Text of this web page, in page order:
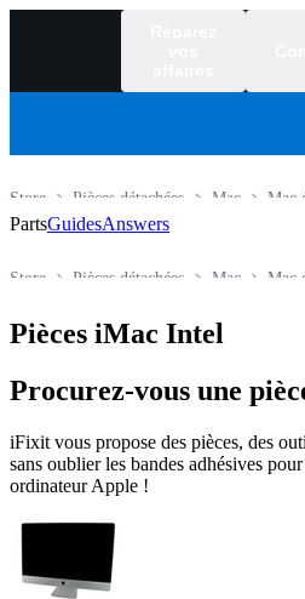
Mac
Mac
Pièces détachées
Store
PartsGuidesAnswers
Mac
Mac
Pièces détachées
Store
Pièces iMac Intel
Procurez-vous une
iFixit vous propose des pièces, des
sans oublier les bandes adhésives
ordinateur Apple !